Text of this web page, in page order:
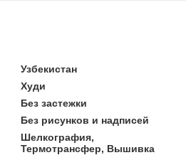
Узбекистан
Худи
Без застежки
Без рисунков и надписей
Шелкография,
Термотрансфер, Вышивка